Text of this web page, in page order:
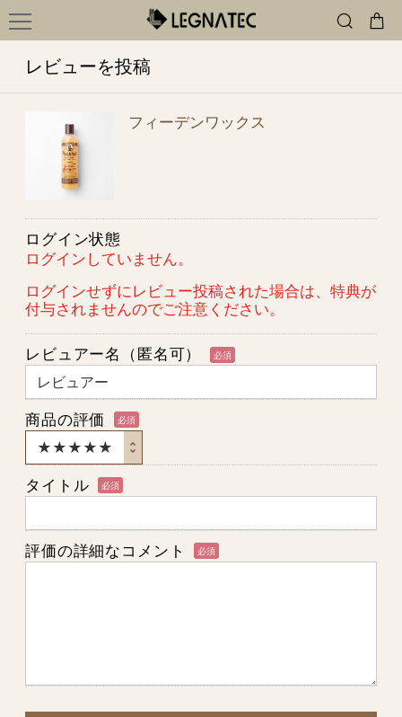
レビューを投稿
フィーデンワックス
ログイン状態
ログインしていません。
ログインせずにレビュー投稿された場合は、特典が
付与されませんのでご注意ください。
レビュアー名（匿名可） 必須
商品の評価 必須
タイトル 必須
評価の詳細なコメント 必須